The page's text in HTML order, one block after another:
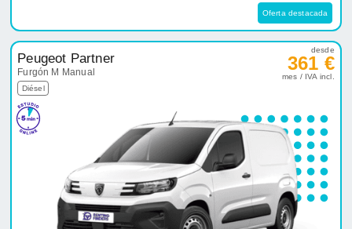
Oferta destacada
Peugeot Partner
Furgón M Manual
Diésel
desde
361 €
mes / IVA incl.